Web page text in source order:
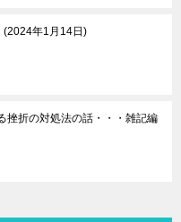
2024年1月14日
挫折の対処法の話・・・雑記編